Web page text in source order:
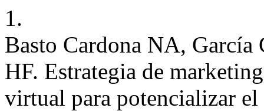
1.
Basto Cardona NA, García
HF. Estrategia de
virtual para potencializar